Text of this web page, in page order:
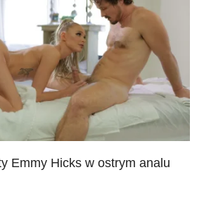
Emmy Hicks w ostrym analu